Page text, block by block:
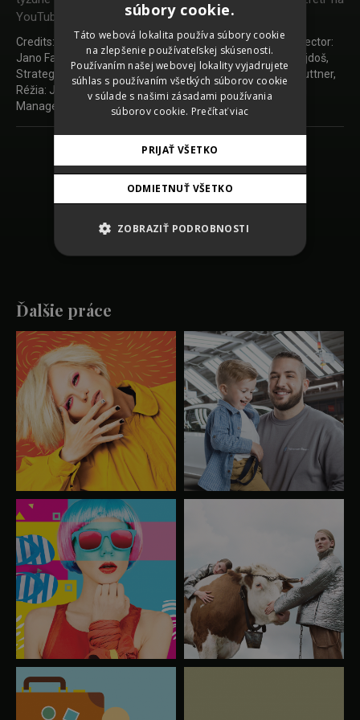
YouTube.
Credits: Chief Creative Officer: Bernd Fliesser, Creative Director:
Jano Fajnor, Copywriter: Karol Thiry, Art Director: Pavel Gajdoš,
Strategy: Marek Rajcsanyi, Account Manager: Rastislav Kuttner,
Réžia: Jakub Steinecker, Kamera: Patrik Gubiš, Production
Manager: Marek Wilhalm
Späť na zoznam prác
Ďalšie práce
GERMAN
ENGLISH
súbory cookie.
Táto webová lokalita používa súbory cookie
na zlepšenie používateľskej skúsenosti.
Používaním našej webovej lokality vyjadrujete
súhlas s používaním všetkých súborov cookie
v súlade s našimi zásadami používania
súborov cookie. Prečítať viac
PRIJAŤ VŠETKO
ODMIETNUŤ VŠETKO
ZOBRAZIŤ PODROBNOSTI